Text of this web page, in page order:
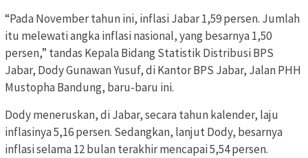
“Pada November tahun ini, inflasi Jabar 1,59 persen. Jumlah
itu melewati angka inflasi nasional, yang besarnya 1,50
persen,” tandas Kepala Bidang Statistik Distribusi BPS
Jabar, Dody Gunawan Yusuf, di Kantor BPS Jabar, Jalan PHH
Mustopha Bandung, baru-baru ini.
Dody meneruskan, di Jabar, secara tahun kalender, laju
inflasinya 5,16 persen. Sedangkan, lanjut Dody, besarnya
inflasi selama 12 bulan terakhir mencapai 5,54 persen.